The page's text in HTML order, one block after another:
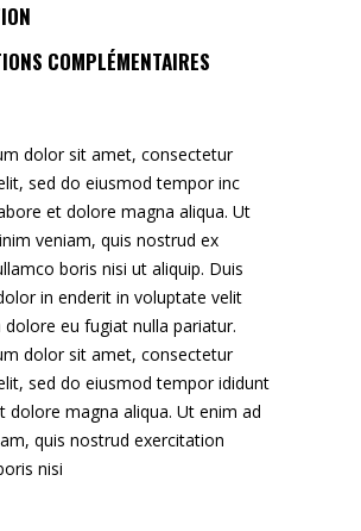
COMPLÉMENTAIRES
dolor sit amet, consectetur
sed do eiusmod tempor inc
et dolore magna aliqua. Ut
veniam, quis nostrud ex
boris nisi ut aliquip. Duis
in enderit in voluptate velit
dolore eu fugiat nulla pariatur.
dolor sit amet, consectetur
sed do eiusmod tempor ididunt
dolore magna aliqua. Ut enim ad
quis nostrud exercitation
nisi